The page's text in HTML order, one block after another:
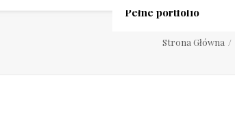
Pełne portfolio
Strona Główna